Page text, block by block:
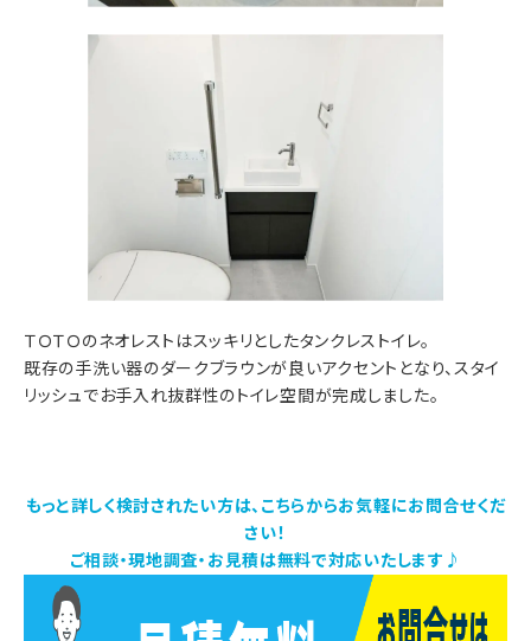
ＴＯＴＯのネオレストはスッキリとしたタンクレストイレ。
既存の手洗い器のダークブラウンが良いアクセントとなり、スタイ
リッシュでお手入れ抜群性のトイレ空間が完成しました。
もっと詳しく検討されたい方は、こちらからお気軽にお問合せくだ
さい！
ご相談・現地調査・お見積は無料で対応いたします♪